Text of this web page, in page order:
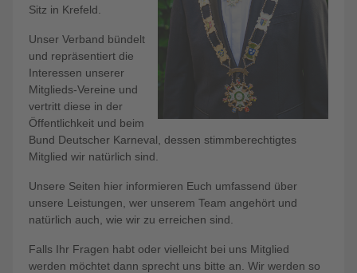
Sitz in Krefeld.
Unser Verband bündelt
und repräsentiert die
Interessen unserer
Mitglieds-Vereine und
vertritt diese in der
Öffentlichkeit und beim
Bund Deutscher Karneval, dessen stimmberechtigtes
Mitglied wir natürlich sind.
Unsere Seiten hier informieren Euch umfassend über
unsere Leistungen, wer unserem Team angehört und
natürlich auch, wie wir zu erreichen sind.
Falls Ihr Fragen habt oder vielleicht bei uns Mitglied
werden möchtet dann sprecht uns bitte an. Wir werden so